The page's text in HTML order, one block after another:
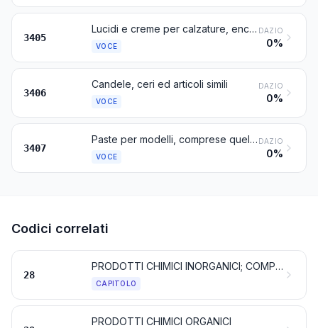
3405
Lucidi e creme per calzature, encaustici, lucidi per carrozzerie, per vetro o metalli, paste e polveri per pulire e lucidare e preparazioni simili (anche sotto forma di carta, ovatte, feltri, stoffe non tessute, materia plastica o gomma alveolari, impregnati, spalmati o ricoperti di tali preparazioni), escluse le cere della voce 3404
VOCE
DAZIO
0%
3406
Candele, ceri ed articoli simili
VOCE
DAZIO
0%
3407
Paste per modelli, comprese quelle presentate per il trastullo dei bambini; composizioni dette « cere per l'odontoiatria » presentate in assortimenti, in imballaggi per la vendita al minuto o in placchette, ferri di cavallo, bastoncini o in forme simili; altre composizioni per l'odontoiatria, a base di gesso
VOCE
DAZIO
0%
Codici correlati
28
PRODOTTI CHIMICI INORGANICI; COMPOSTI INORGANICI OD ORGANICI DI METALLI PREZIOSI, DI ELEMENTI RADIOATTIVI, DI METALLI DELLE TERRE RARE O DI ISOTOPI
CAPITOLO
PRODOTTI CHIMICI ORGANICI